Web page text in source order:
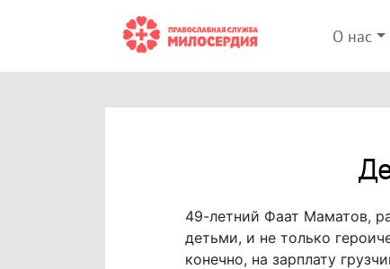
О нас
49-летний Фаат Маматов,
детьми, и не только
конечно, на зарплату